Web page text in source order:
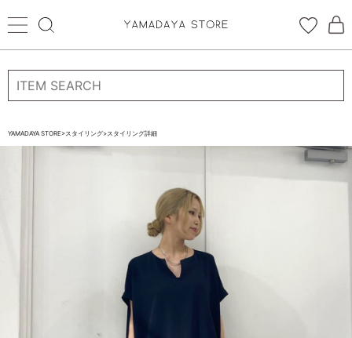
ログイン 新規会員登録
お気に入り
STORE BRAND・LABELから探す
YAMADAYA STORE>スタイリング>スタイリング詳細